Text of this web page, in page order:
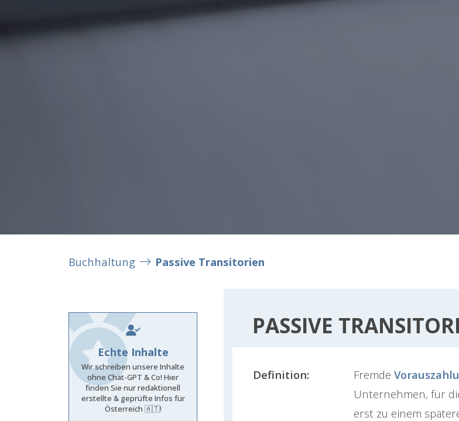
Buchhaltung Passive Transitorien
Echte Inhalte
Wir schreiben unsere Inhalte
ohne Chat-GPT & Co! Hier
finden Sie nur redaktionell
erstellte & geprüfte Infos für
Österreich 🇦🇹!
PASSIVE
Definition: Fremde
Unternehmen, für
erst zu einem